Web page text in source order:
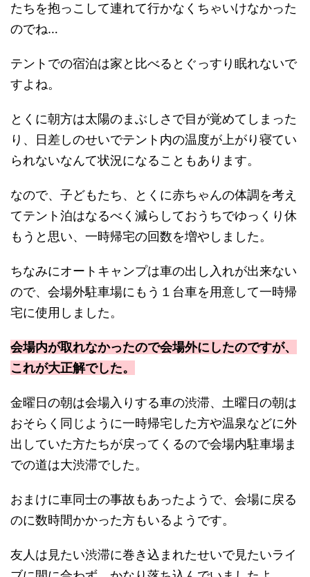
たちを抱っこして連れて行かなくちゃいけなかった
のでね…
テントでの宿泊は家と比べるとぐっすり眠れないで
すよね。
とくに朝方は太陽のまぶしさで目が覚めてしまった
り、日差しのせいでテント内の温度が上がり寝てい
られないなんて状況になることもあります。
なので、子どもたち、とくに赤ちゃんの体調を考え
てテント泊はなるべく減らしておうちでゆっくり休
もうと思い、一時帰宅の回数を増やしました。
ちなみにオートキャンプは車の出し入れが出来ない
ので、会場外駐車場にもう１台車を用意して一時帰
宅に使用しました。
会場内が取れなかったので会場外にしたのですが、
これが大正解でした。
金曜日の朝は会場入りする車の渋滞、土曜日の朝は
おそらく同じように一時帰宅した方や温泉などに外
出していた方たちが戻ってくるので会場内駐車場ま
での道は大渋滞でした。
おまけに車同士の事故もあったようで、会場に戻る
のに数時間かかった方もいるようです。
友人は見たい渋滞に巻き込まれたせいで見たいライ